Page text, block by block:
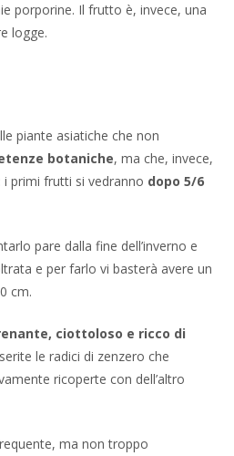
porporine. Il frutto è, invece, una
logge.
piante asiatiche che non
botaniche, ma che, invece,
primi frutti si vedranno dopo 5/6
pare dalla fine dell’inverno e
e per farlo vi basterà avere un
cm.
ciottoloso e ricco di
le radici di zenzero che
ricoperte con dell’altro
ma non troppo